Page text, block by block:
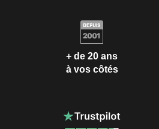
+ de 20 ans
à vos côtés